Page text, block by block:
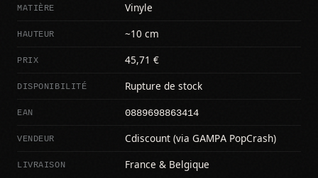
MATIÈRE Vinyle
HAUTEUR ~10 cm
PRIX 45,71 €
DISPONIBILITÉ Rupture de stock
EAN 0889698863414
VENDEUR Cdiscount (via GAMPA PopCrash)
LIVRAISON France & Belgique